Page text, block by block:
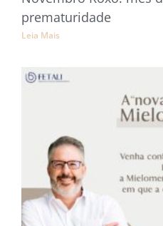
prematuridade
Leia Mais